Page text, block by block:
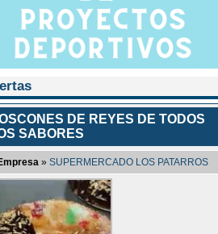
DE REYES DE TODOS
SABORES
» SUPERMERCADO LOS PATARROS